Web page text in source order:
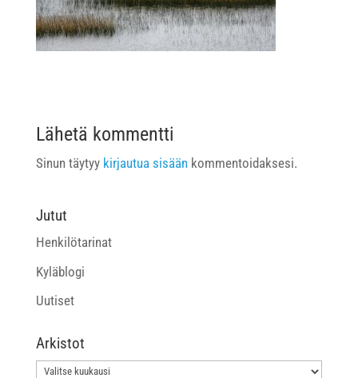
Lähetä kommentti
Sinun täytyy kirjautua sisäänkommentoidaksesi.
Jutut
Henkilötarinat
Kyläblogi
Uutiset
Arkistot
Arkistot